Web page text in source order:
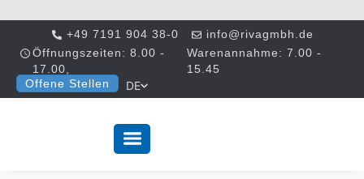
+49 7191 904 38-0
info@rivagmbh.de
Öffnungszeiten: 8.00 -
17.00,
Warenannahme: 7.00 -
15.45
Offene Stellen
DE